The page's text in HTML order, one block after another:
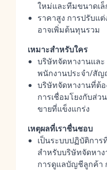
ใหม่และทีมขนาดเล็
ราคาสูง การปรับแ
อาจเพิ่มต้นทุนรวม
เหมาะสำหรับใคร
บริษัทจัดหางานและ
พนักงานประจำ/สัญ
บริษัทจัดหางานที่ต้อ
การเชื่อมโยงกับส่ว
ขายที่แข็งแกร่ง
เหตุผลที่เราชื่นชอบ
เป็นระบบปฏิบัติกา
สำหรับบริษัทจัดหา
การดูแลบัญชีลูกค้า